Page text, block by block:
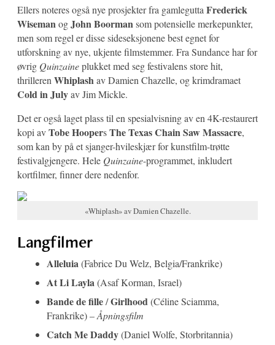
Ellers noteres også nye prosjekter fra gamleguttaFrederick
WisemanogJohn Boormansom potensielle merkepunkter,
men som regel er disse sideseksjonene best egnet for
utforskning av nye, ukjente filmstemmer. Fra Sundance har for
øvrig Quinzaineplukket med seg festivalens store hit,
thrillerenWhiplashav Damien Chazelle, og krimdramaet
Cold in Julyav Jim Mickle.
Det er også laget plass til en spesialvisning av en 4K-restaurert
kopi avTobe HoopersThe Texas Chain Saw Massacre,
som kan by på et sjanger-hvileskjær for kunstfilm-trøtte
festivalgjengere. Hele Quinzaine-programmet, inkludert
kortfilmer, finner dere nedenfor.
«Whiplash» av Damien Chazelle.
Langfilmer
Alleluia (Fabrice Du Welz, Belgia/Frankrike)
At Li Layla (Asaf Korman, Israel)
Bande de fille/Girlhood (Céline Sciamma,
Frankrike) –Åpningsfilm
Catch Me Daddy(Daniel Wolfe, Storbritannia)